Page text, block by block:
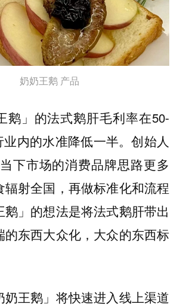
奶奶王鹅 产品
鹅」的法式鹅肝毛利率在50-
内的水准降低一半。创始人
下市场的消费品牌思路更多
辐射全国，再做标准化和流程
」的想法是将法式鹅肝带出
的东西大众化，大众的东西标
奶王鹅」将快速进入线上渠道